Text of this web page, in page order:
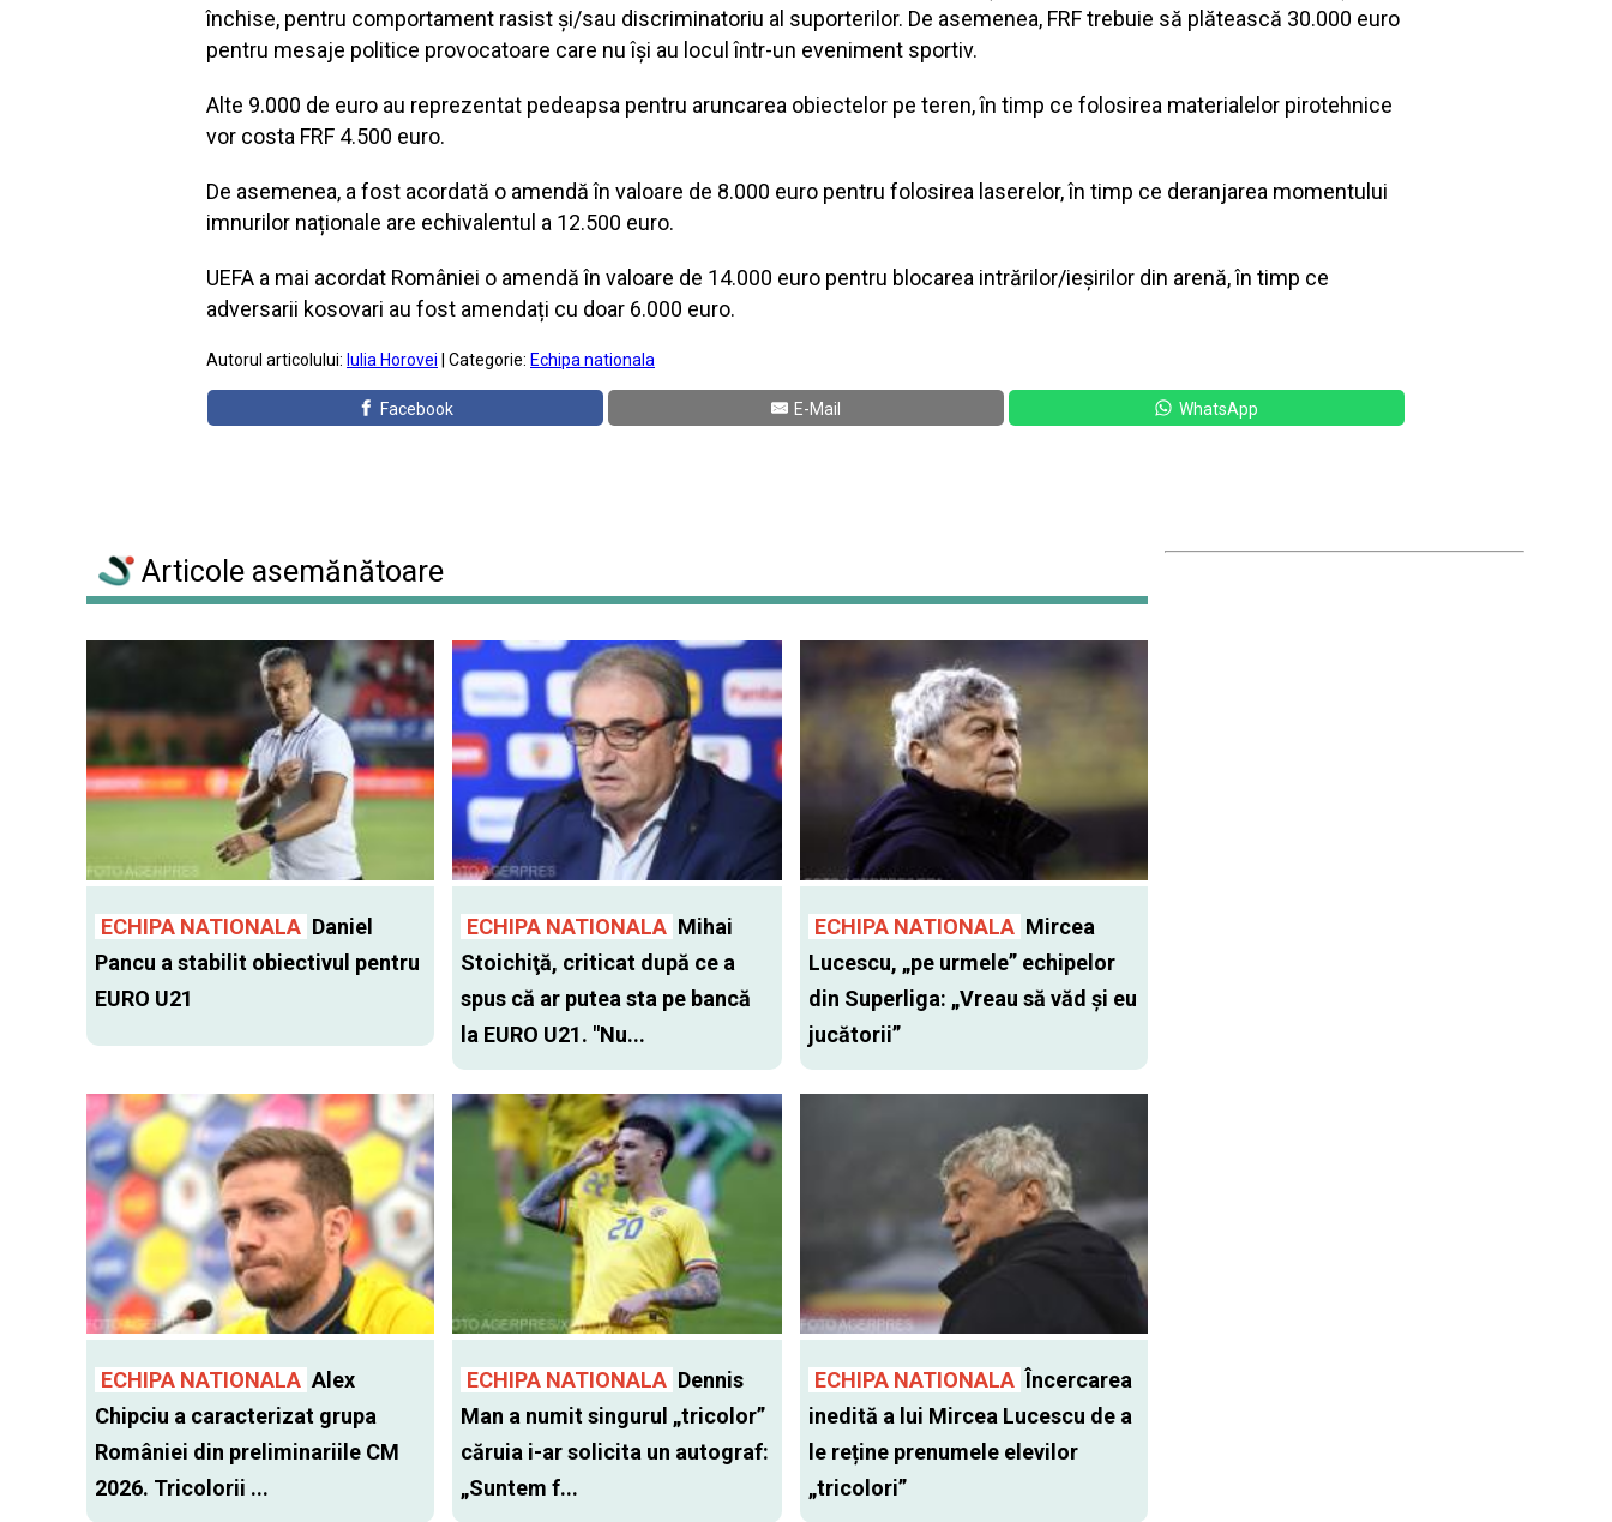
închise, pentru comportament rasist și/sau discriminatoriu al suporterilor. De asemenea, FRF trebuie să plătească 30.000 euro
pentru mesaje politice provocatoare care nu își au locul într-un eveniment sportiv.
Alte 9.000 de euro au reprezentat pedeapsa pentru aruncarea obiectelor pe teren, în timp ce folosirea materialelor pirotehnice
vor costa FRF 4.500 euro.
De asemenea, a fost acordată o amendă în valoare de 8.000 euro pentru folosirea laserelor, în timp ce deranjarea momentului
imnurilor naționale are echivalentul a 12.500 euro.
UEFA a mai acordat României o amendă în valoare de 14.000 euro pentru blocarea intrărilor/ieșirilor din arenă, în timp ce
adversarii kosovari au fost amendați cu doar 6.000 euro.
Autorul articolului: Iulia Horovei | Categorie: Echipa nationala
Facebook E-Mail WhatsApp
Articole asemănătoare
ECHIPA NATIONALA Daniel
Pancu a stabilit obiectivul pentru
EURO U21
ECHIPA NATIONALA Mihai
Stoichiţă, criticat după ce a
spus că ar putea sta pe bancă
la EURO U21. "Nu...
ECHIPA NATIONALA Mircea
Lucescu, „pe urmele” echipelor
din Superliga: „Vreau să văd și eu
jucătorii”
ECHIPA NATIONALA Alex
Chipciu a caracterizat grupa
României din preliminariile CM
2026. Tricolorii ...
ECHIPA NATIONALA Dennis
Man a numit singurul „tricolor”
căruia i-ar solicita un autograf:
„Suntem f...
ECHIPA NATIONALA Încercarea
inedită a lui Mircea Lucescu de a
le reține prenumele elevilor
„tricolori”